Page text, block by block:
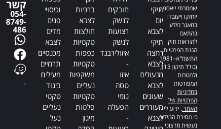
שמסרתי ייאספו,
יוחזקו ויעובדו
במאגר מידע
בהתאם
להוראות חוק
הגנת הפרטיות,
התשמ"א–1981
(כולל תיקון 13),
ולמטרות
המפורטות
במדיניות
הפרטיות של
האתר. ידוע לי
כי מסירת המידע
נעשית מרצוני
תיקי
יום
לצבא
תיקי
רחצה
לצבא
מנעולים
לצבא
שעונים
מעוררים
לצבא
חובקים
לנשק
רצועות
לנשק
איזולירבנד
-
איזו
טסה
גומי
הפעלה
-
ברכיות
לצבא
חולצות
טקטיות
כפפות
טקטיות
משקפות
נעליים
טקטיות
פלטות
מיגון
וכיסויי
פנים
מדים
לצבא
מכנסיים
תרמיים
מעילים
ביגוד
טקטי
נעליים
נעל
קשר
054-
8749-
486